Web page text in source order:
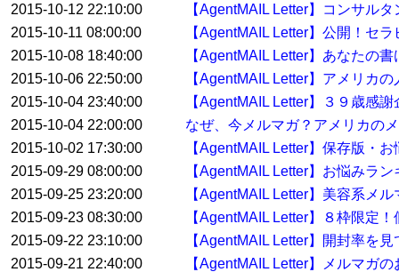
2015-10-12 22:10:00
【AgentMAIL Letter】コンサル
2015-10-11 08:00:00
【AgentMAIL Letter】公開！セ
2015-10-08 18:40:00
【AgentMAIL Letter】あなたの
2015-10-06 22:50:00
【AgentMAIL Letter】アメリカ
2015-10-04 23:40:00
【AgentMAIL Letter】３９歳感
2015-10-04 22:00:00
なぜ、今メルマガ？アメリカの
2015-10-02 17:30:00
【AgentMAIL Letter】保存版・
2015-09-29 08:00:00
【AgentMAIL Letter】お悩みラ
2015-09-25 23:20:00
【AgentMAIL Letter】美容系メ
2015-09-23 08:30:00
【AgentMAIL Letter】８枠限定
2015-09-22 23:10:00
【AgentMAIL Letter】開封率を
2015-09-21 22:40:00
【AgentMAIL Letter】メルマガ